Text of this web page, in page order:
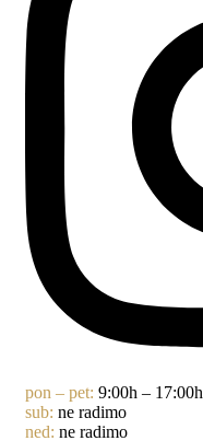
pon – pet: 9:00h – 17:00h
sub: ne radimo
ned: ne radimo